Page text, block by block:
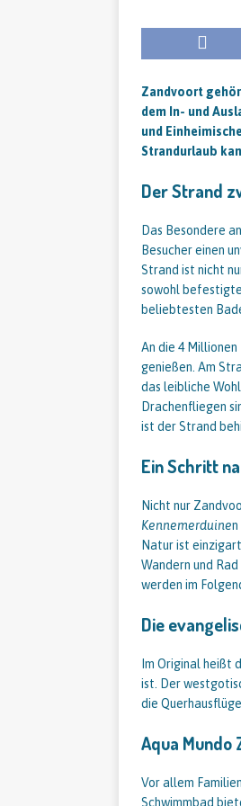
Zandvoort
dem In- und
und
Strandurlaub
Der Strand
Das Besondere
Besucher einen
Strand ist nicht
sowohl
beliebtesten
An die 4 Millionen
genießen. Am
das leibliche
Drachenfliegen
ist der Strand
Ein Schritt
Nicht nur
Kennemerduinen
Natur ist
Wandern und
werden im
Die
Im Original heißt
ist. Der
die
Aqua
Vor allem
Schwimmbad